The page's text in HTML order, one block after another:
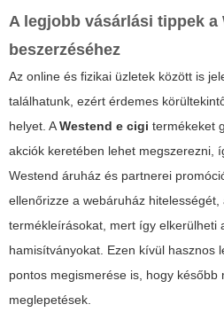
A legjobb vásárlási tippek a
beszerzéséhez
Az online és fizikai üzletek között is
találhatunk, ezért érdemes
helyet. AWestend e cigi termékeket
akciók keretében lehet megszerezni,
Westend áruház és partnerei
ellenőrizze a webáruház
termékleírásokat, mert így elkerülheti
hamisítványokat. Ezen kívül hasznos
pontos megismerése is, hogy később
meglepetések.